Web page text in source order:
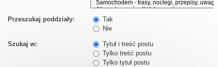
Przeszukaj poddziały:
Tak
Nie
Szukaj w:
Tytuł i treść postu
Tylko treść postu
Tylko tytuł postu